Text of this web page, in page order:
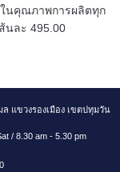
ในคุณภาพการผลิตทุก
นละ 495.00
แขวงรองเมือง เขตปทุมวัน
/ 8.30 am - 5.30 pm